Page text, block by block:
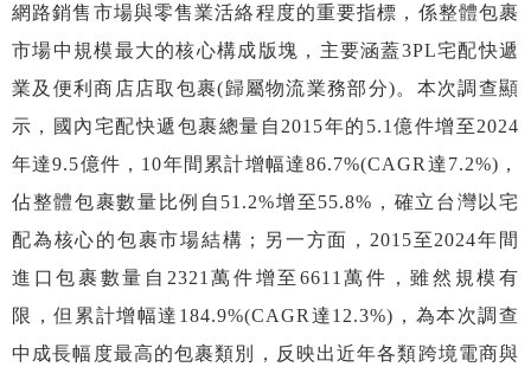
網路銷售市場與零售業活絡程度的重要指標，係整體包裹
市場中規模最大的核心構成版塊，主要涵蓋3PL宅配快遞
業及便利商店店取包裹(歸屬物流業務部分)。本次調查顯
示，國內宅配快遞包裹總量自2015年的5.1億件增至2024
年達9.5億件，10年間累計增幅達86.7%(CAGR達7.2%)，
佔整體包裹數量比例自51.2%增至55.8%，確立台灣以宅
配為核心的包裹市場結構；另一方面，2015至2024年間
進口包裹數量自2321萬件增至6611萬件，雖然規模有
限，但累計增幅達184.9%(CAGR達12.3%)，為本次調查
中成長幅度最高的包裹類別，反映出近年各類跨境電商與